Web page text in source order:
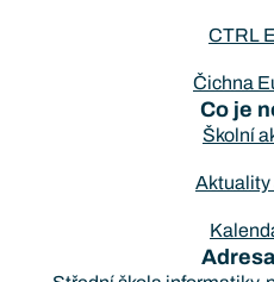
CTRL
Čichna
Co je
Školní